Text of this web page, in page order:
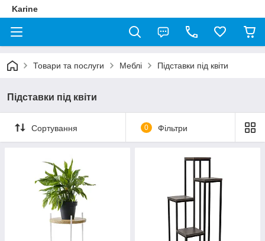
Karine
Товари та послуги Меблі Підставки під квіти
Підставки під квіти
Сортування 0 Фільтри